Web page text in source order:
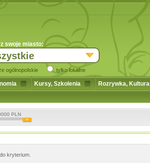
swoje miasto:
ogólnopolskie tylko lokalne
Kursy, Szkolenia Rozrywka, Kultura
PLN
kryterium.